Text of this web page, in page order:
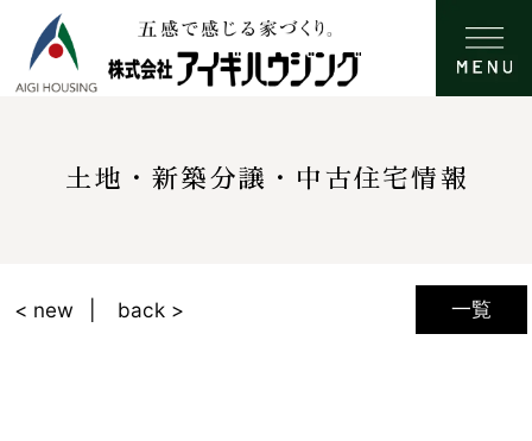
土地・新築分譲・中古住宅情報
一覧
< new back >